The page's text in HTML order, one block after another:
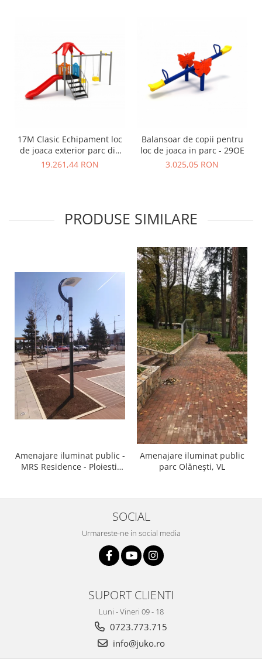
17M Clasic Echipament loc
de joaca exterior parc din
metal cu Scara Tobogan si 2
19.261,44 RON
Balansoar de copii pentru
loc de joaca in parc - 29OE
3.025,05 RON
PRODUSE SIMILARE
Amenajare iluminat public -
MRS Residence - Ploiesti,
Amenajare iluminat public
parc Olănești, VL
SOCIAL
Urmareste-ne in social media
SUPORT CLIENTI
Luni - Vineri 09 - 18
0723.773.715
info@juko.ro